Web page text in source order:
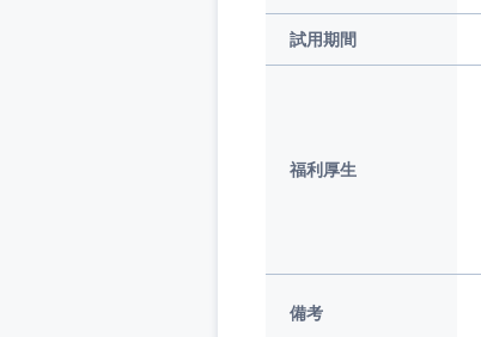
試用期間
福利厚生
備考